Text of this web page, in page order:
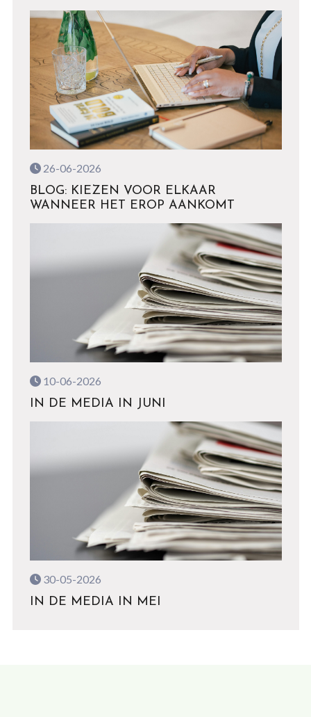
26-06-2026
BLOG: KIEZEN VOOR ELKAAR
WANNEER HET EROP AANKOMT
10-06-2026
IN DE MEDIA IN JUNI
30-05-2026
IN DE MEDIA IN MEI